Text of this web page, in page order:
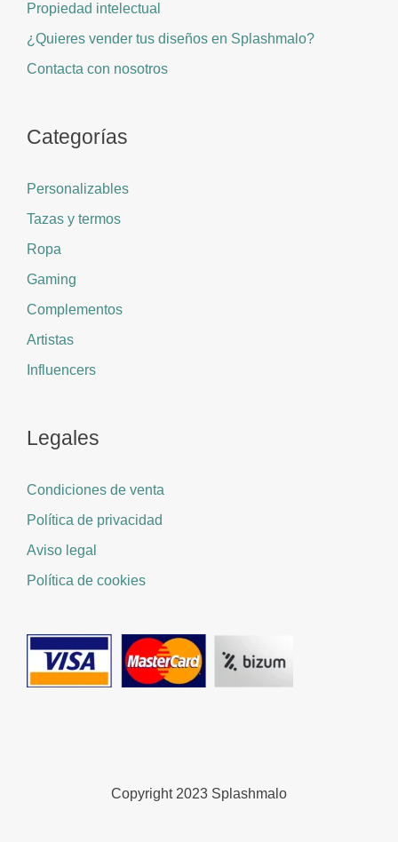
Propiedad intelectual
¿Quieres vender tus diseños en Splashmalo?
Contacta con nosotros
Categorías
Personalizables
Tazas y termos
Ropa
Gaming
Complementos
Artistas
Influencers
Legales
Condiciones de venta
Política de privacidad
Aviso legal
Política de cookies
Copyright 2023 Splashmalo